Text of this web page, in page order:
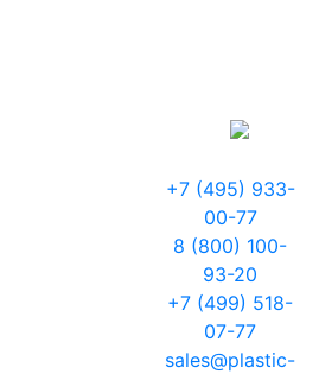
+7 (495) 933-
00-77
8 (800) 100-
93-20
+7 (499) 518-
07-77
sales@plastic-